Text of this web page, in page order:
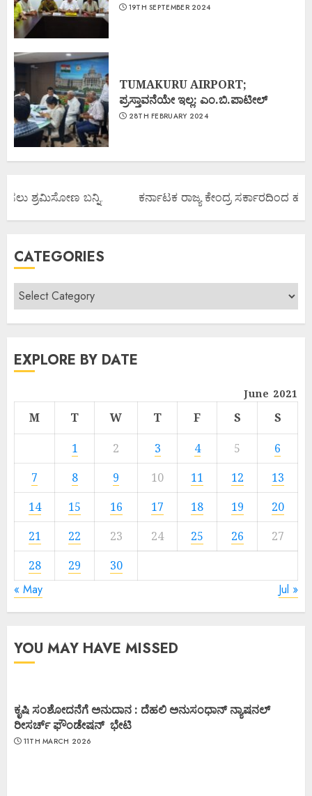
19TH SEPTEMBER 2024
TUMAKURU AIRPORT;
ಪ್ರಸ್ತಾವನೆಯೇ ಇಲ್ಲ: ಎಂ.ಬಿ.ಪಾಟೀಲ್
28TH FEBRUARY 2024
ಶ್ರಮಿಸೋಣ ಬನ್ನಿ. ಕರ್ನಾಟಕ ರಾಜ್ಯ ಕೇಂದ್ರ ಸರ್ಕಾರದಿಂದ
CATEGORIES
EXPLORE BY DATE
June 2021
M T W T F S
S
1
2 3 4 5
6
7
8 9 10 11 12
13
14
15 16 17 18 19
20
21
22 23 24 25 26
27
28
29 30
« May Jul »
YOU MAY HAVE MISSED
ಕೃಷಿ ಸಂಶೋದನೆಗೆ ಅನುದಾನ : ದೆಹಲಿ ಅನುಸಂಧಾನ್ ನ್ಯಾಷನಲ್
ರೀಸರ್ಚ್ ಫೌಂಡೇಷನ್ ಭೇಟಿ
11TH MARCH 2026